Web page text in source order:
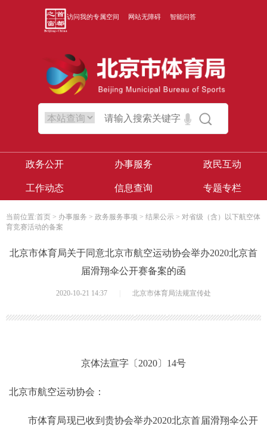
访问我的专属空间 网站无障碍 智能问答
政务公开 办事服务 政民互动
工作动态 信息查询 专题专栏
当前位置:首页 > 办事服务 > 政务服务事项 > 结果公示 > 对省级（含）以下航空体
育竞赛活动的备案
北京市体育局关于同意北京市航空运动协会举办2020北京首
届滑翔伞公开赛备案的函
2020-10-21 14:37 北京市体育局法规宣传处
京体法宣字〔2020〕14号
北京市航空运动协会：
市体育局现已收到贵协会举办2020北京首届滑翔伞公开